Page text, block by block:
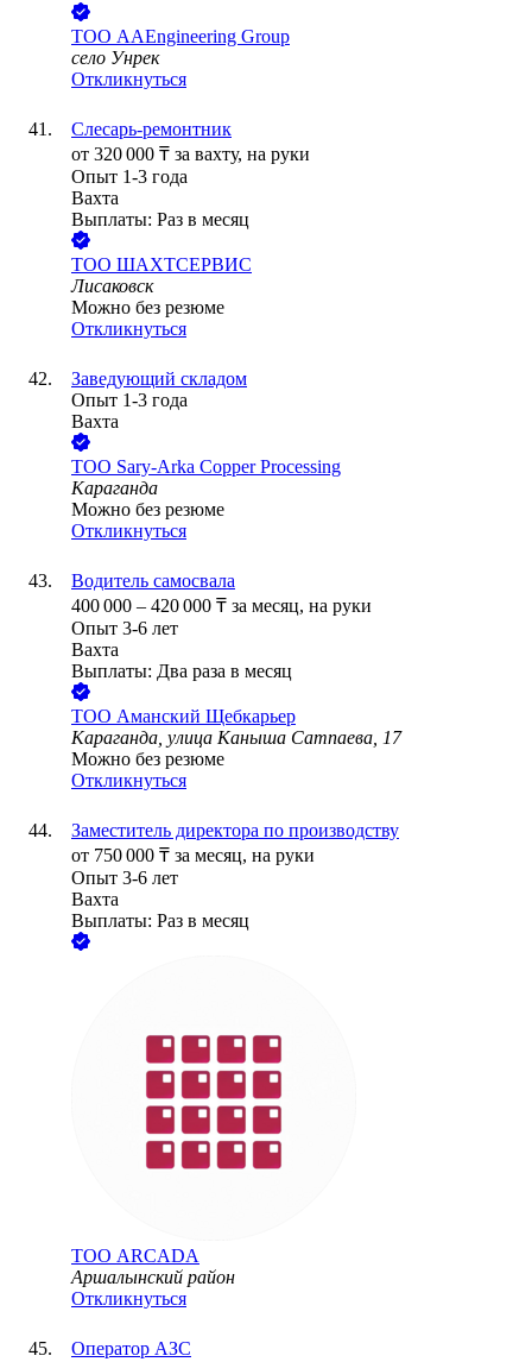
ТОО AAEngineering Group
село Унрек
Откликнуться
Слесарь-ремонтник
от 320 000 ₸ за вахту, на руки
Опыт 1-3 года
Вахта
Выплаты: Раз в месяц
ТОО ШАХТСЕРВИС
Лисаковск
Можно без резюме
Откликнуться
Заведующий складом
Опыт 1-3 года
Вахта
ТОО Sary-Arka Copper Processing
Караганда
Можно без резюме
Откликнуться
Водитель самосвала
400 000 – 420 000 ₸ за месяц, на руки
Опыт 3-6 лет
Вахта
Выплаты: Два раза в месяц
ТОО Аманский Щебкарьер
Караганда, улица Каныша Сатпаева, 17
Можно без резюме
Откликнуться
Заместитель директора по производству
от 750 000 ₸ за месяц, на руки
Опыт 3-6 лет
Вахта
Выплаты: Раз в месяц
ТОО ARCADA
Аршалынский район
Откликнуться
Оператор АЗС